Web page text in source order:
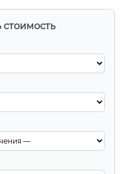
стоимость